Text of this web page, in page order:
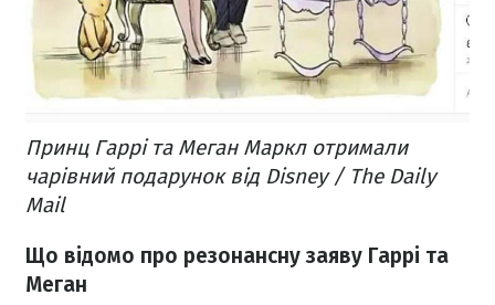
Принц Гаррі та Меган Маркл отримали
чарівний подарунок від Disney / The Daily
Mail
Що відомо про резонансну заяву Гаррі та
Меган